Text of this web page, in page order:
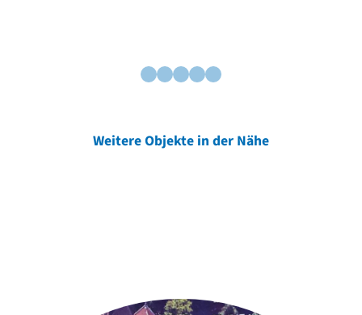
Weitere Objekte in der Nähe